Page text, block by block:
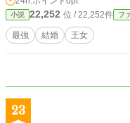
緒にいる」と約束してしまう。
び寄る……
小説 22,252 位 / 22,252件 フ
最強 結婚 王女
23